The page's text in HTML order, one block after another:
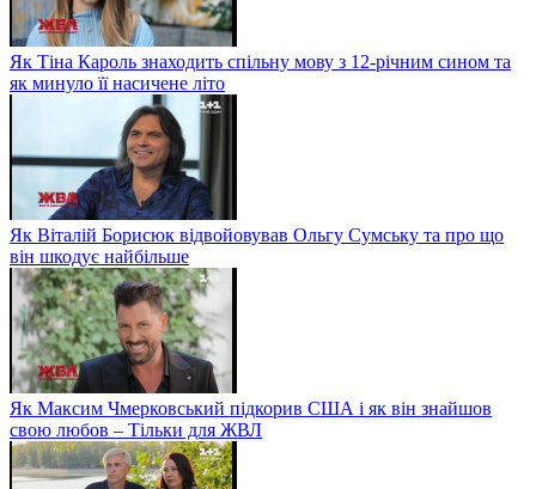
Як Тіна Кароль знаходить спільну мову з 12-річним сином та
як минуло її насичене літо
Як Віталій Борисюк відвойовував Ольгу Сумську та про що
він шкодує найбільше
Як Максим Чмерковський підкорив США і як він знайшов
свою любов – Тільки для ЖВЛ